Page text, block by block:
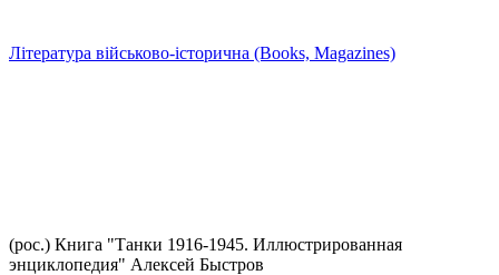
Література військово-історична (Books, Magazines)
(рос.) Книга "Танки 1916-1945. Иллюстрированная
энциклопедия" Алексей Быстров